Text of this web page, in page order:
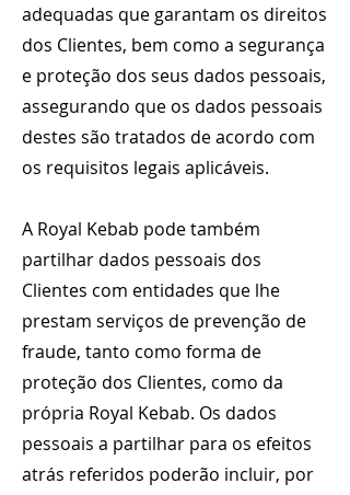
adequadas que garantam os direitos
dos Clientes, bem como a segurança
e proteção dos seus dados pessoais,
assegurando que os dados pessoais
destes são tratados de acordo com
os requisitos legais aplicáveis.
A Royal Kebab pode também
partilhar dados pessoais dos
Clientes com entidades que lhe
prestam serviços de prevenção de
fraude, tanto como forma de
proteção dos Clientes, como da
própria Royal Kebab. Os dados
pessoais a partilhar para os efeitos
atrás referidos poderão incluir, por